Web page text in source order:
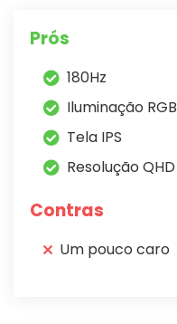
Prós
180Hz
Iluminação RGB
Tela IPS
Resolução QHD
Contras
Um pouco caro